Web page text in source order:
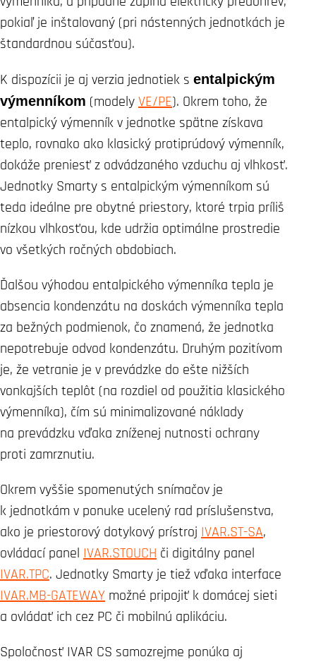
pokiaľ je inštalovaný (pri nástenných jednotkách je
štandardnou súčasťou).
K dispozícii je aj verzia jednotiek s entalpickým
výmenníkom (modely VE/PE). Okrem toho, že
entalpický výmenník v jednotke spätne získava
teplo, rovnako ako klasický protiprúdový výmenník,
dokáže preniesť z odvádzaného vzduchu aj vlhkosť.
Jednotky Smarty s entalpickým výmenníkom sú
teda ideálne pre obytné priestory, ktoré trpia príliš
nízkou vlhkosťou, kde udržia optimálne prostredie
vo všetkých ročných obdobiach.
Ďalšou výhodou entalpického výmenníka tepla je
absencia kondenzátu na doskách výmenníka tepla
za bežných podmienok, čo znamená, že jednotka
nepotrebuje odvod kondenzátu. Druhým pozitívom
je, že vetranie je v prevádzke do ešte nižších
vonkajších teplôt (na rozdiel od použitia klasického
výmenníka), čím sú minimalizované náklady
na prevádzku vďaka zníženej nutnosti ochrany
proti zamrznutiu.
Okrem vyššie spomenutých snímačov je
k jednotkám v ponuke ucelený rad príslušenstva,
ako je priestorový dotykový prístroj IVAR.ST-SA,
ovládací panel IVAR.STOUCH či digitálny panel
IVAR.TPC. Jednotky Smarty je tiež vďaka interface
IVAR.MB-GATEWAY možné pripojiť k domácej sieti
a ovládať ich cez PC či mobilnú aplikáciu.
Spoločnosť IVAR CS samozrejme ponúka aj